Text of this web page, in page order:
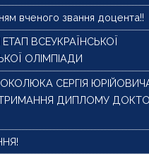
вченого звання доцента!!
ЕТАП ВСЕУКРАЇНСЬКОЇ
ОЛІМПІАДИ
СЕРГІЯ
ДИПЛОМУ